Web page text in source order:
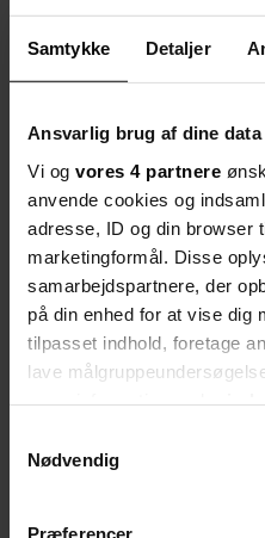
Samtykke Detaljer
Ansvarlig brug af dine data
Vi og vores 4 partnere
anvende cookies og
adresse, ID og din browser
marketingformål. Disse
samarbejdspartnere, der
på din enhed for at vise dig
tilpasset indhold, foretage
lave
tilbage eller ændre
"Cookiedeklaration", eller
Nødvendig
Præferencer
dr.dk: Nyt millionprojektskal
Del artikel
Start debatten
Debat
Her kan du kommentere på
Millionprojekt skal
en hverdag med
Naja Dandanell